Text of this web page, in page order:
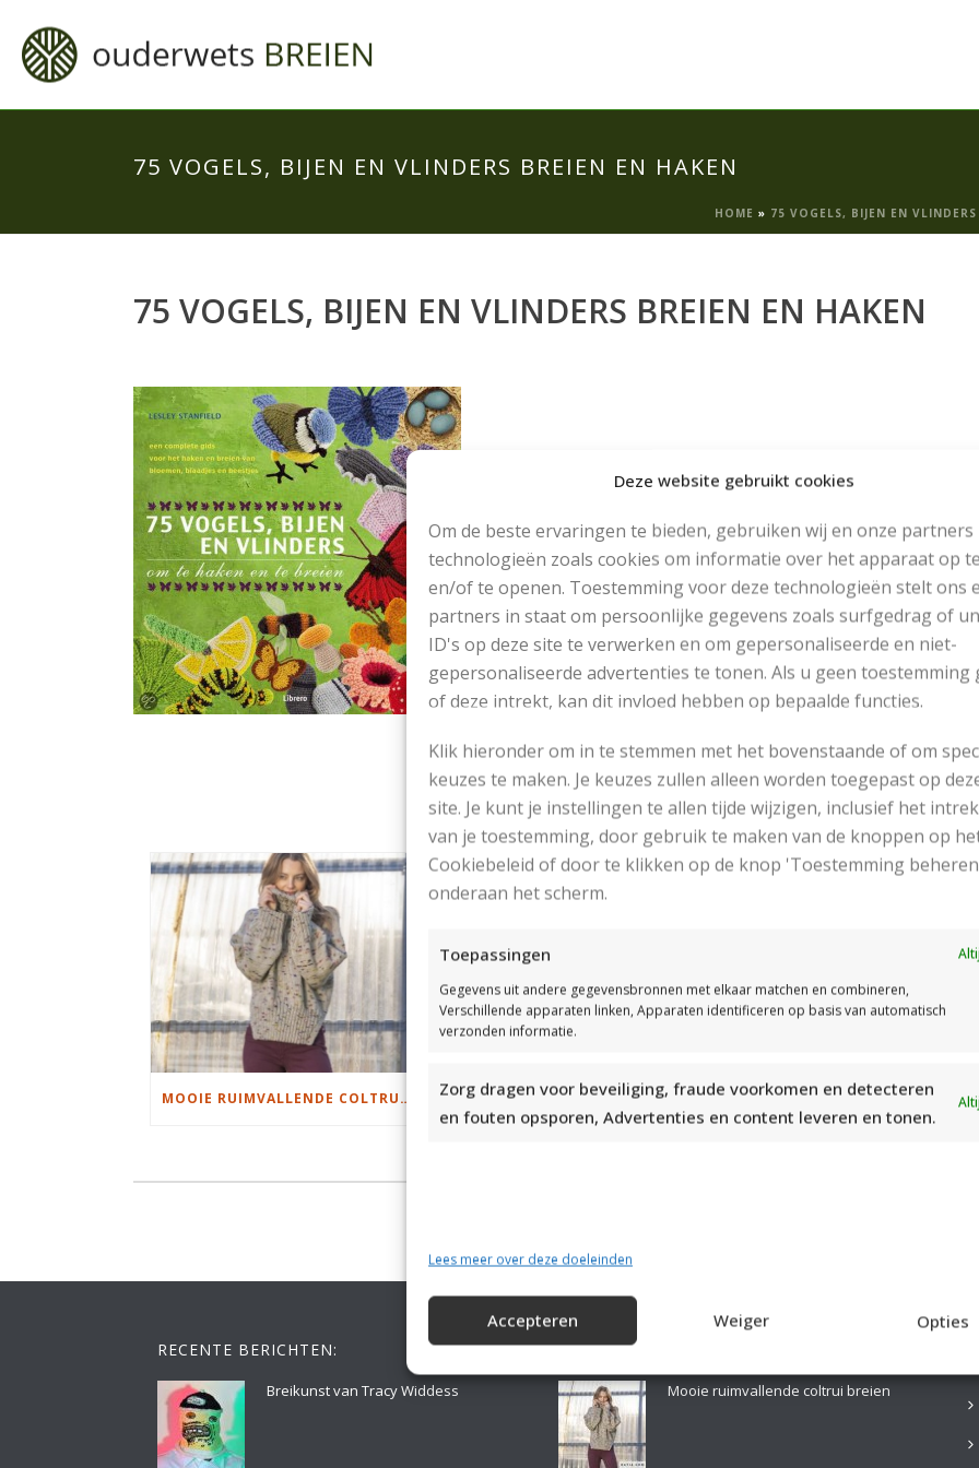
Deze website gebruikt cookies
Om de beste ervaringen te bieden, gebruiken wij en onze partners
technologieën zoals cookies om informatie over het apparaat op
en/of te openen. Toestemming voor deze technologieën stelt ons
partners in staat om persoonlijke gegevens zoals surfgedrag of
ID's op deze site te verwerken en om gepersonaliseerde en niet-
gepersonaliseerde advertenties te tonen. Als u geen toestemming
of deze intrekt, kan dit invloed hebben op bepaalde functies.
Klik hieronder om in te stemmen met het bovenstaande of om
keuzes te maken. Je keuzes zullen alleen worden toegepast op
site. Je kunt je instellingen te allen tijde wijzigen, inclusief het
van je toestemming, door gebruik te maken van de knoppen op
Cookiebeleid of door te klikken op de knop 'Toestemming
onderaan het scherm.
Toepassingen
Gegevens uit andere gegevensbronnen met elkaar matchen en combineren,
Verschillende apparaten linken, Apparaten identificeren op basis van automatisch
verzonden informatie.
Zorg dragen voor beveiliging, fraude voorkomen en detecteren
en fouten opsporen, Advertenties en content leveren en tonen.
Lees meer over deze doeleinden
Accepteren Weiger Opties
75 VOGELS, BIJEN EN VLINDERS BREIEN EN HAKEN
HOME » 75 VOGELS, BIJEN EN VLINDERS
75 VOGELS, BIJEN EN VLINDERS BREIEN EN HAKEN
RECENT POSTS
MOOIE RUIMVALLENDE COLTRUI BREIEN MOOIE DIKGESTREEPTE SOKKEN BREIEN VAN DURABLE GAREN
RECENTE BERICHTEN:
Breikunst van Tracy Widdess
LAATSTE PATRONEN:
Mooie ruimvallende coltrui breien